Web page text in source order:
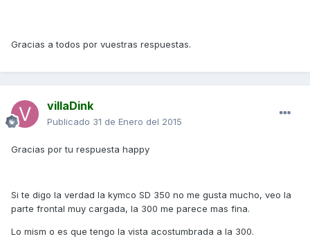
Gracias a todos por vuestras respuestas.
villaDink
Publicado 31 de Enero del 2015
Gracias por tu respuesta happy
Si te digo la verdad la kymco SD 350 no me gusta mucho, veo la
parte frontal muy cargada, la 300 me parece mas fina.
Lo mism o es que tengo la vista acostumbrada a la 300.